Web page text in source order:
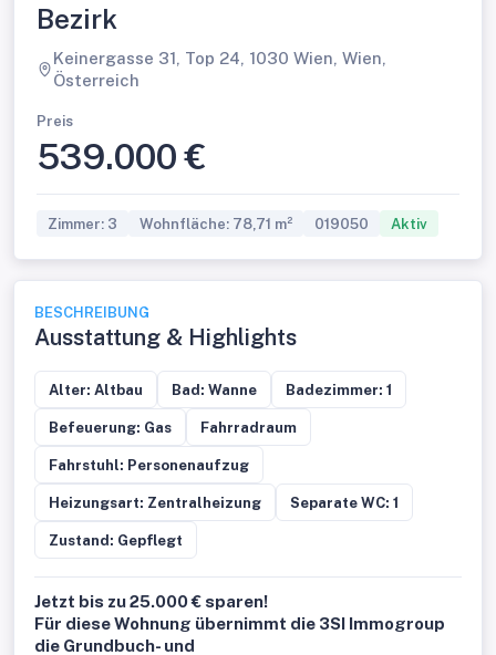
Bezirk
Keinergasse 31, Top 24, 1030 Wien, Wien,
Österreich
Preis
539.000 €
Zimmer: 3 Wohnfläche: 78,71 m² 019050 Aktiv
BESCHREIBUNG
Ausstattung & Highlights
Alter: Altbau Bad: Wanne Badezimmer: 1
Befeuerung: Gas Fahrradraum
Fahrstuhl: Personenaufzug
Heizungsart: Zentralheizung Separate WC: 1
Zustand: Gepflegt
Jetzt bis zu 25.000 € sparen!
Für diese Wohnung übernimmt die 3SI Immogroup
die Grundbuch- und